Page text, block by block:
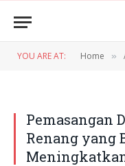
YOU ARE AT: Home »
Pemasangan
Renang yang